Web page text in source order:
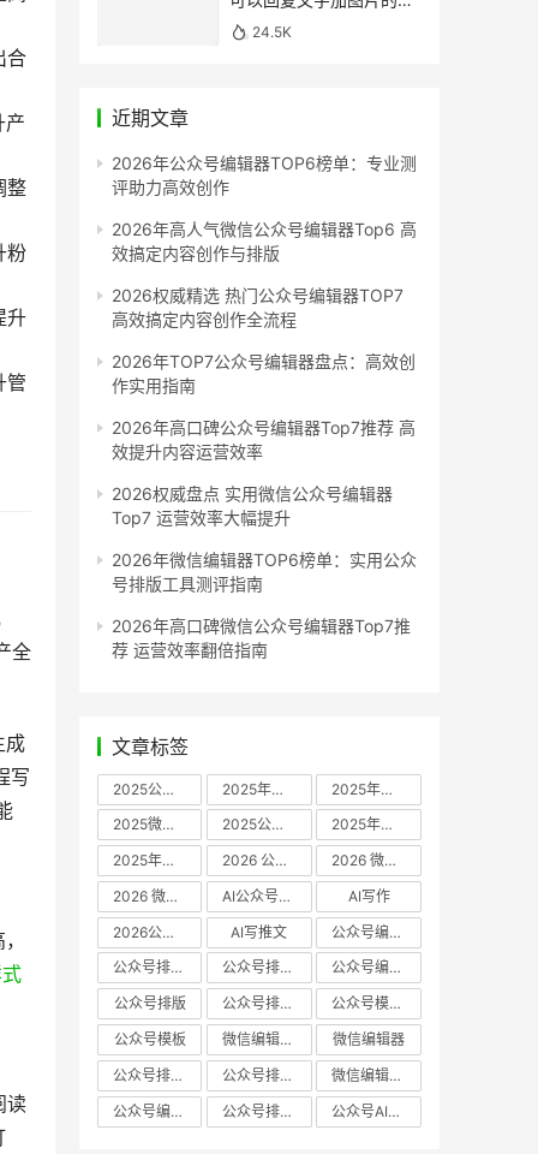
合
产
整
粉
升
管
全
成
写
读
息吗？最新设置指南
24.5K
近期文章
2026年公众号编辑器TOP6榜单：专业测
评助力高效创作
2026年高人气微信公众号编辑器Top6 高
效搞定内容创作与排版
2026权威精选 热门公众号编辑器TOP7
高效搞定内容创作全流程
2026年TOP7公众号编辑器盘点：高效创
作实用指南
2026年高口碑公众号编辑器Top7推荐 高
效提升内容运营效率
2026权威盘点 实用微信公众号编辑器
Top7 运营效率大幅提升
2026年微信编辑器TOP6榜单：实用公众
号排版工具测评指南
2026年高口碑微信公众号编辑器Top7推
荐 运营效率翻倍指南
文章标签
2025公众号编辑器推荐 2025年微信编辑器评测
2025年微信编辑器推荐
2025微信编辑器推荐
2025公众号编辑器评测
2025年微信编辑器实测
2025年公众号排版工具推荐
2026 公众号编辑器权威推荐
2026 微信公众号编辑器推荐
2026 微信公众号编辑器测评
AI公众号编辑器
AI写作
2026公众号排版软件
AI写推文
公众号编辑器哪个好
公众号排版软件哪个好
公众号排版工具评测
公众号编辑器推荐
公众号排版
公众号排版工具
公众号模板工具
公众号模板
微信编辑器哪个好
微信编辑器
公众号排版用什么软件
公众号排版哪个好
微信编辑器评测
公众号编辑器实测
公众号排版编辑器 公众号AI编辑器